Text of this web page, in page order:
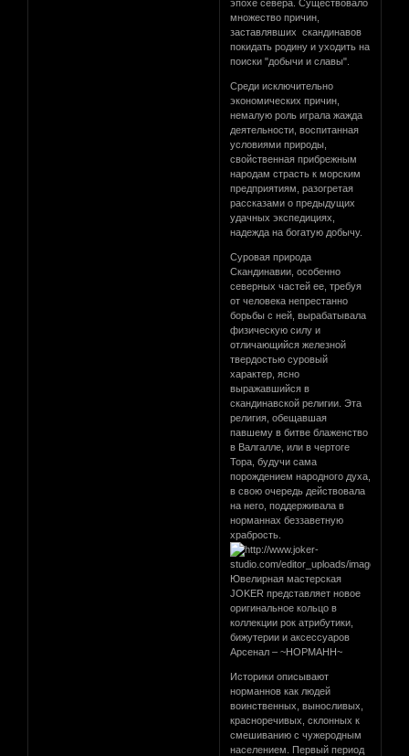
эпохе севера. Существовало
множество причин,
заставлявших скандинавов
покидать родину и уходить на
поиски "добычи и славы".
Среди исключительно
экономических причин,
немалую роль играла жажда
деятельности, воспитанная
условиями природы,
свойственная прибрежным
народам страсть к морским
предприятиям, разогретая
рассказами о предыдущих
удачных экспедициях,
надежда на богатую добычу.
Суровая природа
Скандинавии, особенно
северных частей ее, требуя
от человека непрестанно
борьбы с ней, вырабатывала
физическую силу и
отличающийся железной
твердостью суровый
характер, ясно
выражавшийся в
скандинавской религии. Эта
религия, обещавшая
павшему в битве блаженство
в Валгалле, или в чертоге
Тора, будучи сама
порождением народного духа,
в свою очередь действовала
на него, поддерживала в
норманнах беззаветную
храбрость.
Ювелирная мастерская
JOKER представляет новое
оригинальное кольцо в
коллекции рок атрибутики,
бижутерии и аксессуаров
Арсенал – ~НОРМАНН~
Историки описывают
норманнов как людей
воинственных, выносливых,
красноречивых, склонных к
смешиванию с чужеродным
населением. Первый период